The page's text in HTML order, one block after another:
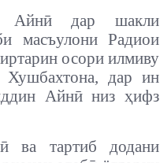
Айнӣ дар шакли
масъулони Радиои
осори илмиву
Хушбахтона, дар ин
Айнӣ низ ҳифз
ва тартиб додани